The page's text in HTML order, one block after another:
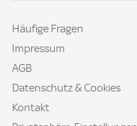
Häufige Fragen
Impressum
AGB
Datenschutz & Cookies
Kontakt